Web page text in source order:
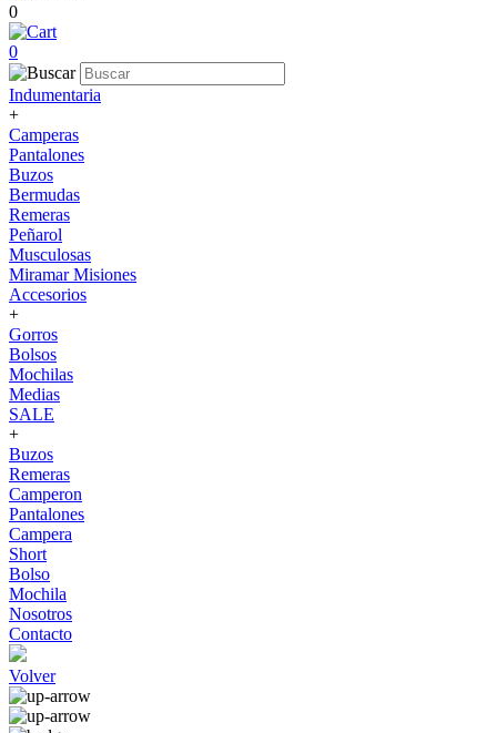
0
0
Indumentaria
+
Camperas
Pantalones
Buzos
Bermudas
Remeras
Peñarol
Musculosas
Miramar Misiones
Accesorios
+
Gorros
Bolsos
Mochilas
Medias
SALE
+
Buzos
Remeras
Camperon
Pantalones
Campera
Short
Bolso
Mochila
Nosotros
Contacto
Volver